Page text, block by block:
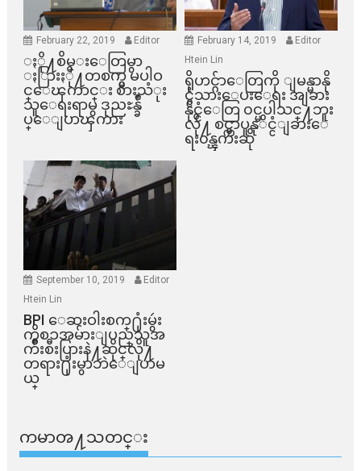
February 22, 2019 Editor
ႏို႔စိမ္းေတြမွာ
ႏြားႏို႔တစက္မွ မပါဝ
င္ေၾကာင္း စားသံုး
သူေရးရာမွ ဒုညႊန္ခ်ဳ
ပ္ေျပာၾကား
February 14, 2019
Editor
Htein Lin
ရိုဟင္ဂ်ာေတြကို ျမန္မာနို
င္ငံသားေပးေရး အျခား
နိုင္ငံေတြ ၀င္မပါသင္႔ဘူး
လို႔ စင္ကာပူနုိင္ငံျခားေ
ရး၀န္ၾကီးဆို
September 10, 2019
Editor
Htein Lin
BPI ​ေဆးဝါးစက္​႐ုံးမွဴး
ကိစၥအမ်ားျပည္​သူအ
က်ိဳးစီးပြားနဲ႔ဆိုင္​လို႔
တရား႐ုံးမွာဘဲေျပာမ
ယ္​
ကမာၻ႔သတင္း